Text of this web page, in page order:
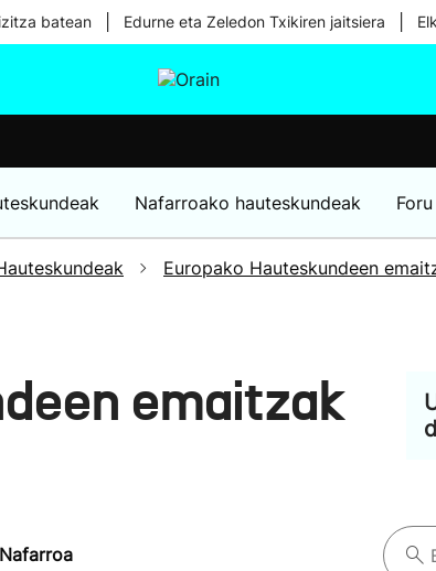
batean Edurne eta Zeledon Txikiren jaitsiera
Nafarroako hauteskundeak
Europako Hauteskundeen
emaitzak
Nafarroa